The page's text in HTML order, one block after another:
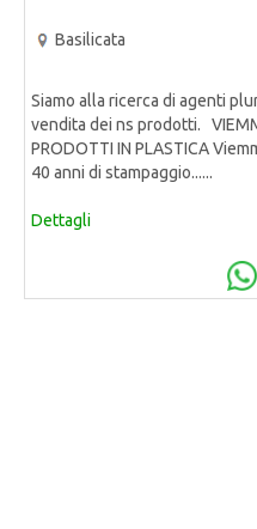
Basilicata
Siamo alla ricerca di agenti
vendita dei ns prodotti.
PRODOTTI IN PLASTICA
40 anni di stampaggio......
Dettagli